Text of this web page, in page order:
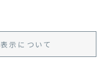
表示 について